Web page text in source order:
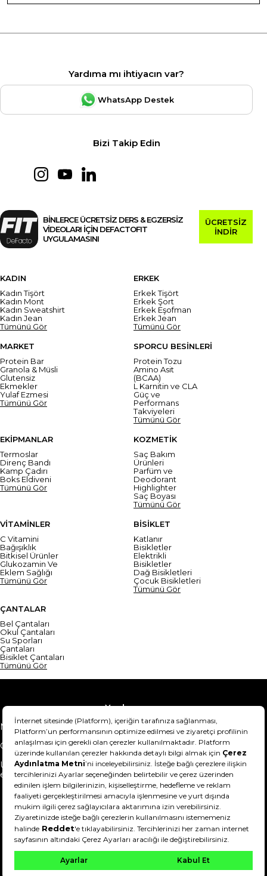
Yardıma mı ihtiyacın var?
WhatsApp Destek
Bizi Takip Edin
BİNLERCE ÜCRETSİZ DERS & EGZERSİZ
VİDEOLARI İÇİN DEFACTOFIT
UYGULAMASINI
ÜCRETSİZ
İNDİR
KADIN
Kadın Tişört
Kadın Mont
Kadın Sweatshirt
Kadın Jean
Tümünü Gör
ERKEK
Erkek Tişört
Erkek Şort
Erkek Eşofman
Erkek Jean
Tümünü Gör
MARKET
Protein Bar
Granola & Müsli
Glutensiz
Ekmekler
Yulaf Ezmesi
Tümünü Gör
SPORCU BESİNLERİ
Protein Tozu
Amino Asit
(BCAA)
L Karnitin ve CLA
Güç ve
Performans
Takviyeleri
Tümünü Gör
EKİPMANLAR
Termoslar
Direnç Bandı
Kamp Çadırı
Boks Eldiveni
Tümünü Gör
KOZMETİK
Saç Bakım
Ürünleri
Parfüm ve
Deodorant
Highlighter
Saç Boyası
Tümünü Gör
VİTAMİNLER
C Vitamini
Bağışıklık
Bitkisel Ürünler
Glukozamin Ve
Eklem Sağlığı
Tümünü Gör
BİSİKLET
Katlanır
Bisikletler
Elektrikli
Bisikletler
Dağ Bisikletleri
Çocuk Bisikletleri
Tümünü Gör
ÇANTALAR
Bel Çantaları
Okul Çantaları
Su Sporları
Çantaları
Bisiklet Çantaları
Tümünü Gör
Yardım
Mesafeli Satış Sözleşmesi
Teslimat Bilgisi
Gizlilik Sözleşmesi
Şartlar & Koşullar
Ürünümü nasıl iade
edebilirim?
Hakkımızda
DeFactoFIT ©️ 2022-2026. Tüm hakları saklıdır.
21